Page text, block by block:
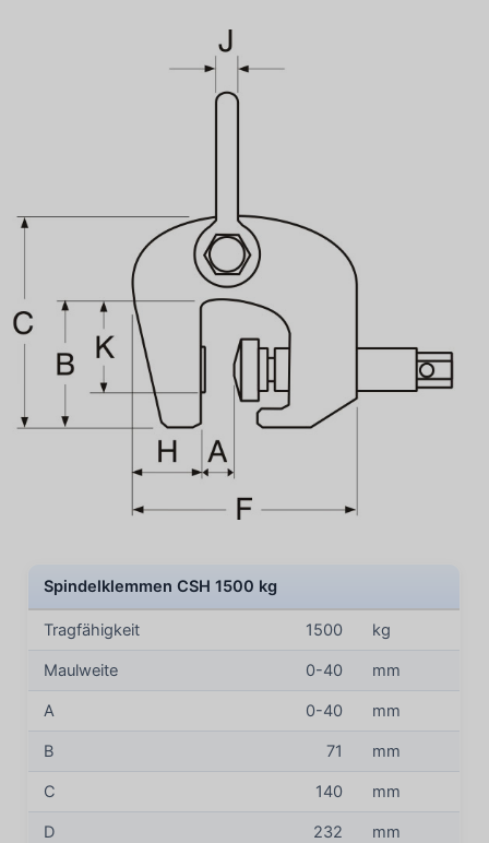
Spindelklemmen CSH 1500 kg
Tragfähigkeit 1500 kg
Maulweite 0-40 mm
A 0-40 mm
B 71 mm
C 140 mm
D 232 mm